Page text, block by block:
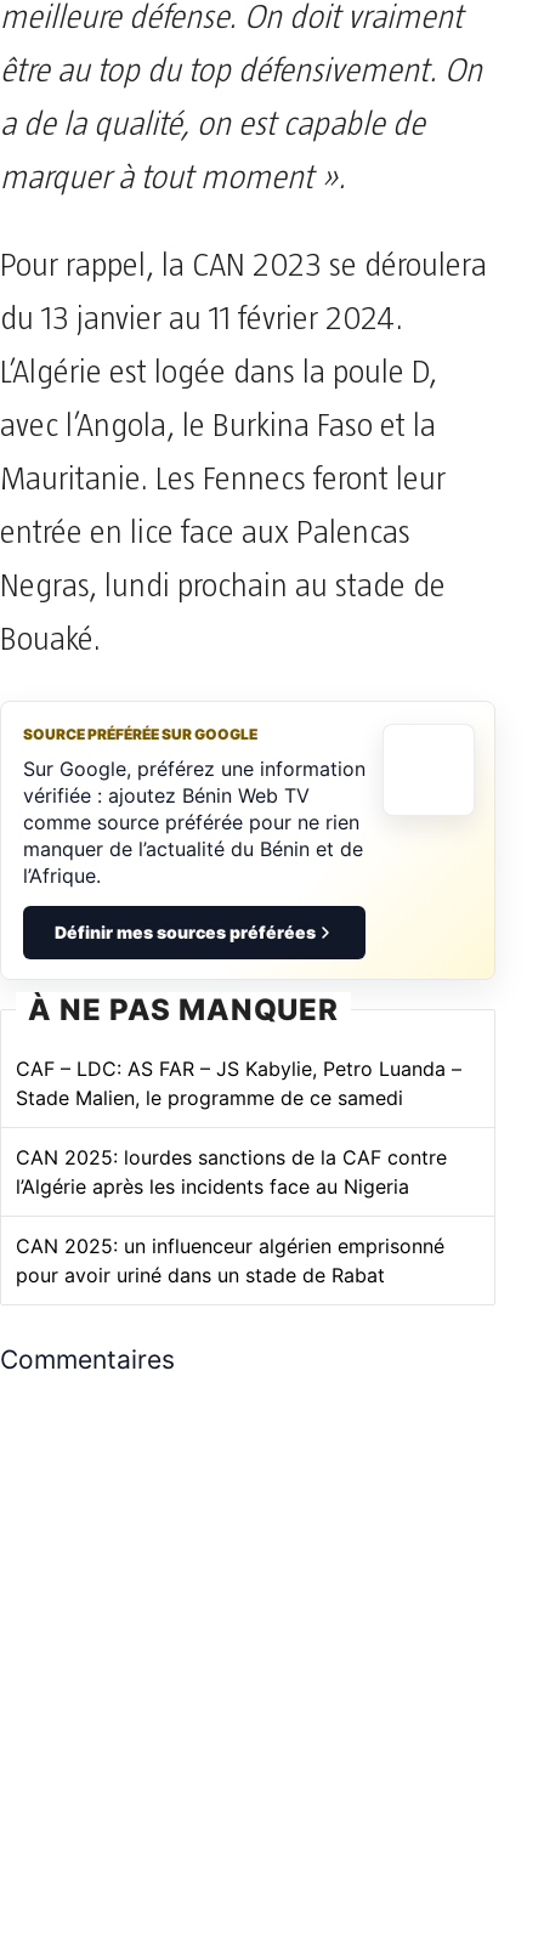
meilleure défense. On doit vraiment
être au top du top défensivement. On
a de la qualité, on est capable de
marquer à tout moment ».
Pour rappel, la CAN 2023 se déroulera
du 13 janvier au 11 février 2024.
L’Algérie est logée dans la poule D,
avec l’Angola, le Burkina Faso et la
Mauritanie. Les Fennecs feront leur
entrée en lice face aux Palencas
Negras, lundi prochain au stade de
Bouaké.
SOURCE PRÉFÉRÉE SUR GOOGLE
Sur Google, préférez une information
vérifiée : ajoutez Bénin Web TV
comme source préférée pour ne rien
manquer de l’actualité du Bénin et de
l’Afrique.
Définir mes sources préférées
À NE PAS MANQUER
CAF – LDC: AS FAR – JS Kabylie, Petro Luanda –
Stade Malien, le programme de ce samedi
CAN 2025: lourdes sanctions de la CAF contre
l’Algérie après les incidents face au Nigeria
CAN 2025: un influenceur algérien emprisonné
pour avoir uriné dans un stade de Rabat
Commentaires